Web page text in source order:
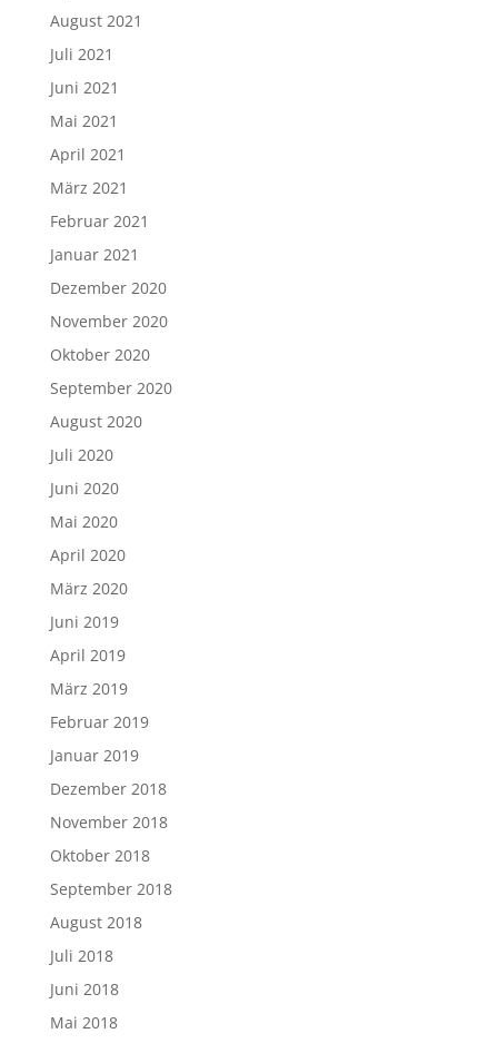
August 2021
Juli 2021
Juni 2021
Mai 2021
April 2021
März 2021
Februar 2021
Januar 2021
Dezember 2020
November 2020
Oktober 2020
September 2020
August 2020
Juli 2020
Juni 2020
Mai 2020
April 2020
März 2020
Juni 2019
April 2019
März 2019
Februar 2019
Januar 2019
Dezember 2018
November 2018
Oktober 2018
September 2018
August 2018
Juli 2018
Juni 2018
Mai 2018